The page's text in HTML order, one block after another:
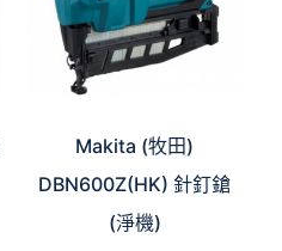
Makita (牧田)
DBN600Z(HK) 針釘鎗
(淨機)